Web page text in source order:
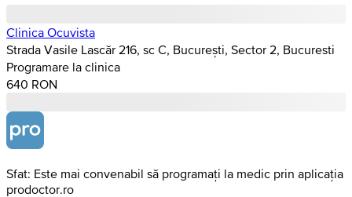
Clinica Ocuvista
Strada Vasile Lascăr 216, sc C, București, Sector 2, Bucuresti
Programare la clinica
640 RON
Sfat: Este mai convenabil să programați la medic prin aplicația
prodoctor.ro